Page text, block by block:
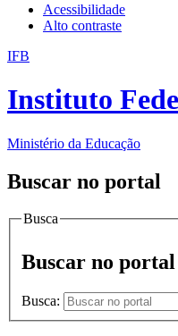
Acessibilidade
Alto contraste
IFB
Instituto
Ministério da Educação
Buscar no portal
Busca
Buscar no portal
Busca: